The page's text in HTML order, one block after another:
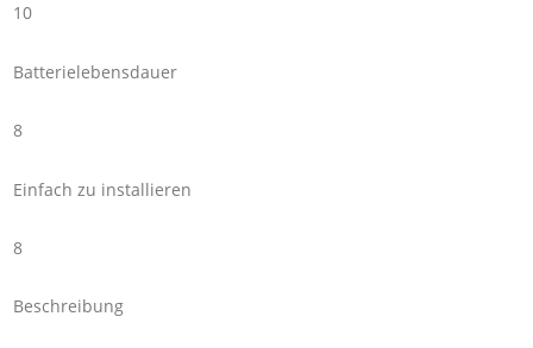
10
Batterielebensdauer
8
Einfach zu installieren
8
Beschreibung